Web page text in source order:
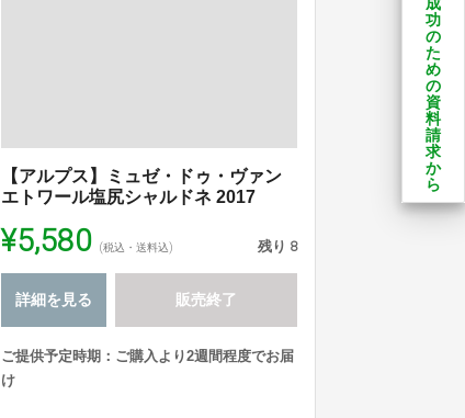
【アルプス】ミュゼ・ドゥ・ヴァン
エトワール塩尻シャルドネ 2017
¥5,580 (税込・送料込) 残り 8
詳細を見る 販売終了
ご提供予定時期：ご購入より2週間程度でお届
け
功
の
た
め
の
資
料
請
求
か
ら